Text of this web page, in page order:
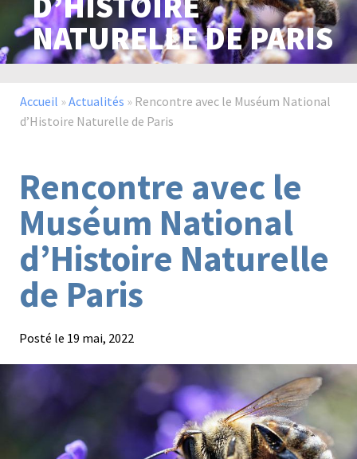
Paysage,
du
vivant
Trouver
sa
voie
NATURELLE DE PARIS
Accueil »Actualités » Rencontre avec le Muséum National
d’Histoire Naturelle de Paris
Rencontre avec le
Muséum National
d’Histoire Naturelle
de Paris
Posté le 19 mai, 2022